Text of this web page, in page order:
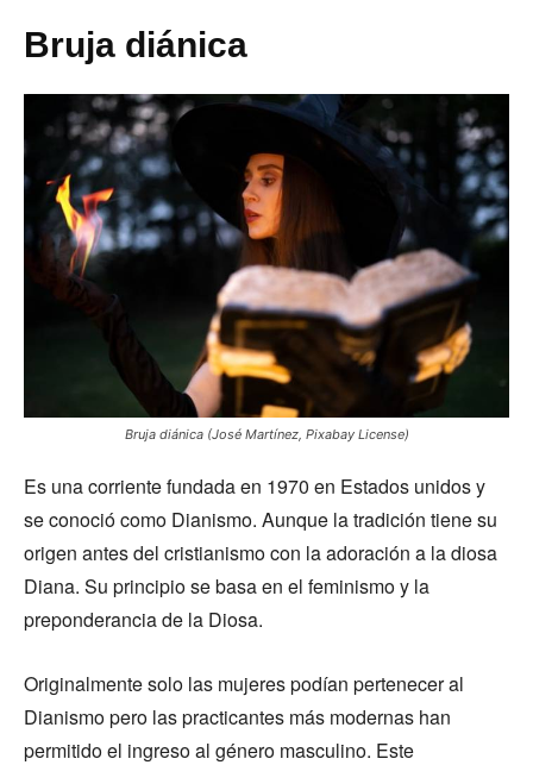
Bruja diánica
Bruja diánica (José Martínez, Pixabay License)
Es una corriente fundada en 1970 en Estados unidos y
se conoció como Dianismo. Aunque la tradición tiene su
origen antes del cristianismo con la adoración a la diosa
Diana. Su principio se basa en el feminismo y la
preponderancia de la Diosa.
Originalmente solo las mujeres podían pertenecer al
Dianismo pero las practicantes más modernas han
permitido el ingreso al género masculino. Este